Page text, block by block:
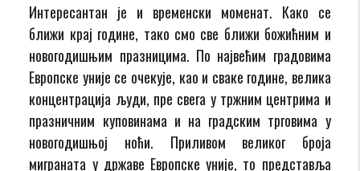
Интересантан је и временски моменат. Како се
ближи крај године, тако смо све ближи божићним и
новогодишњим празницима. По највећим градовима
Европске уније се очекује, као и сваке године, велика
концентрација људи, пре свега у тржним центрима и
празничним куповинама и на градским трговима у
новогодишњој ноћи. Приливом великог броја
миграната у државе Европске уније, то представља